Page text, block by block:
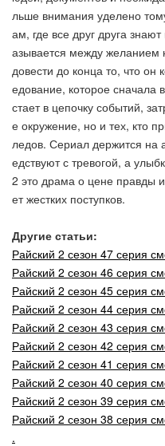
льше внимания уделено
ам, где все друг друга
азывается между желанием
довести до конца то, что он
едование, которое сначала
стает в цепочку событий,
е окружение, но и тех, кто
ледов. Сериал держится на
едствуют с тревогой, а
2 это драма о цене правды
ет жестких поступков.
Другие статьи:
Райский 2 сезон 47 серия
Райский 2 сезон 46 серия
Райский 2 сезон 45 серия
Райский 2 сезон 44 серия
Райский 2 сезон 43 серия
Райский 2 сезон 42 серия
Райский 2 сезон 41 серия
Райский 2 сезон 40 серия
Райский 2 сезон 39 серия
Райский 2 сезон 38 серия
.